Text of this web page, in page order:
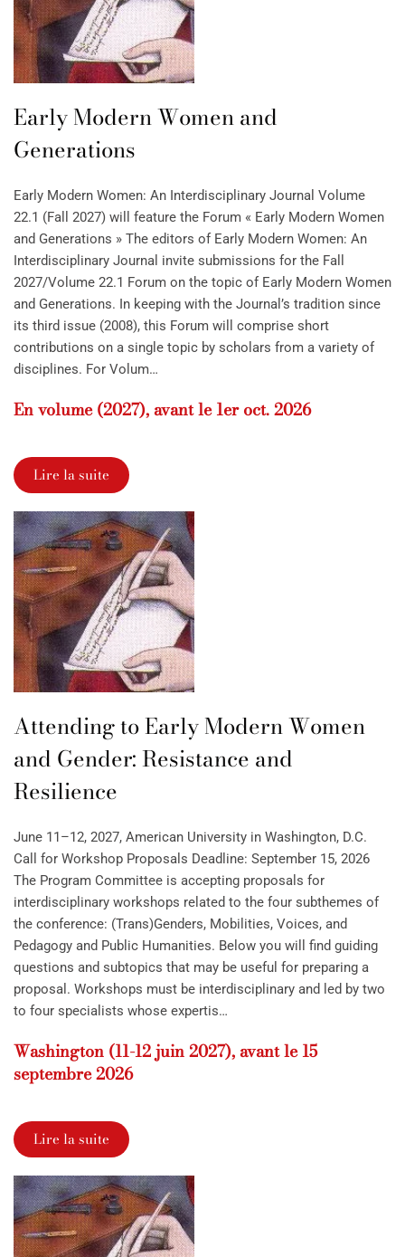
Early Modern Women and
Generations
Early Modern Women: An Interdisciplinary Journal Volume
22.1 (Fall 2027) will feature the Forum « Early Modern Women
and Generations » The editors of Early Modern Women: An
Interdisciplinary Journal invite submissions for the Fall
2027/Volume 22.1 Forum on the topic of Early Modern Women
and Generations. In keeping with the Journal’s tradition since
its third issue (2008), this Forum will comprise short
contributions on a single topic by scholars from a variety of
disciplines. For Volum…
En volume (2027), avant le 1er oct. 2026
Lire la suite
Attending to Early Modern Women
and Gender: Resistance and
Resilience
June 11–12, 2027, American University in Washington, D.C.
Call for Workshop Proposals Deadline: September 15, 2026
The Program Committee is accepting proposals for
interdisciplinary workshops related to the four subthemes of
the conference: (Trans)Genders, Mobilities, Voices, and
Pedagogy and Public Humanities. Below you will find guiding
questions and subtopics that may be useful for preparing a
proposal. Workshops must be interdisciplinary and led by two
to four specialists whose expertis…
Washington (11-12 juin 2027), avant le 15
septembre 2026
Lire la suite